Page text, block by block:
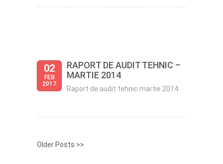
02
FEB
2017
RAPORT DE AUDIT TEHNIC –
MARTIE 2014
Raport de audit tehnic martie 2014
Older Posts >>